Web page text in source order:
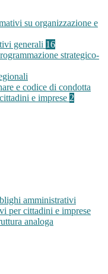
su organizzazione e
generali 16
strategico-
e codice di condotta
e imprese 2
amministrativi
per cittadini e imprese
analoga